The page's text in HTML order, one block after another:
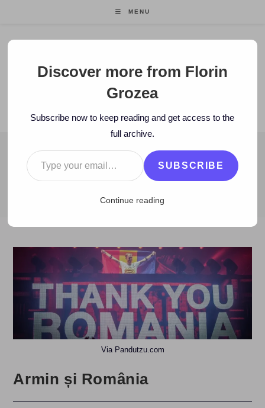
MENU
Florin Grozea
ENTREPRENEUR. FOUNDER/CEO MOCAPP.
BLOG
2018 > August > 8 > Istorie Armin și România
Via Pandutzu.com
Armin și România
Discover more from Florin
Grozea
Subscribe now to keep reading and get access to the
full archive.
Type your email…
SUBSCRIBE
Continue reading